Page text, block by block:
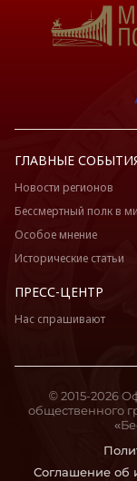
ГЛАВНЫЕ
Новости регионов
Бессмертный полк в
Особое мнение
Исторические статьи
ПРЕСС-ЦЕНТР
Нас спрашивают
Соглашение об
© 2015-2026
общественного